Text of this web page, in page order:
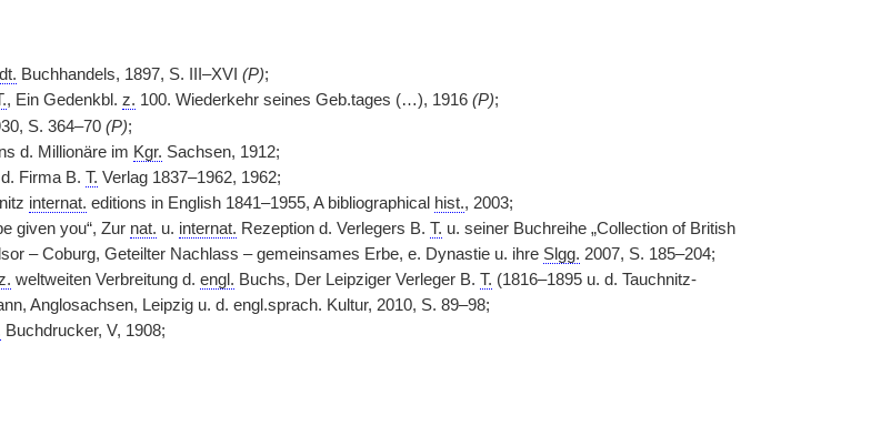
dt. Buchhandels, 1897, S. III–XVI (P);
, Ein Gedenkbl. z. 100. Wiederkehr seines Geb.tages (…), 1916 (P);
S. 364–70 (P);
d. Millionäre im Kgr. Sachsen, 1912;
Firma B. T. Verlag 1837–1962, 1962;
internat. editions in English 1841–1955, A bibliographical hist., 2003;
given you“, Zur nat. u. internat. Rezeption d. Verlegers B. T. u. seiner Buchreihe „Collection of British
– Coburg, Geteilter Nachlass – gemeinsames Erbe, e. Dynastie u. ihre Slgg. 2007, S. 185–204;
weltweiten Verbreitung d. engl. Buchs, Der Leipziger Verleger B. T. (1816–1895 u. d. Tauchnitz-
Anglosachsen, Leipzig u. d. engl.sprach. Kultur, 2010, S. 89–98;
Buchdrucker, V, 1908;